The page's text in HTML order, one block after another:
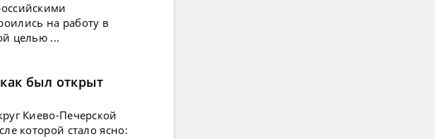
на работу в
целью ...
был открыт
Киево-Печерской
которой стало ясно: